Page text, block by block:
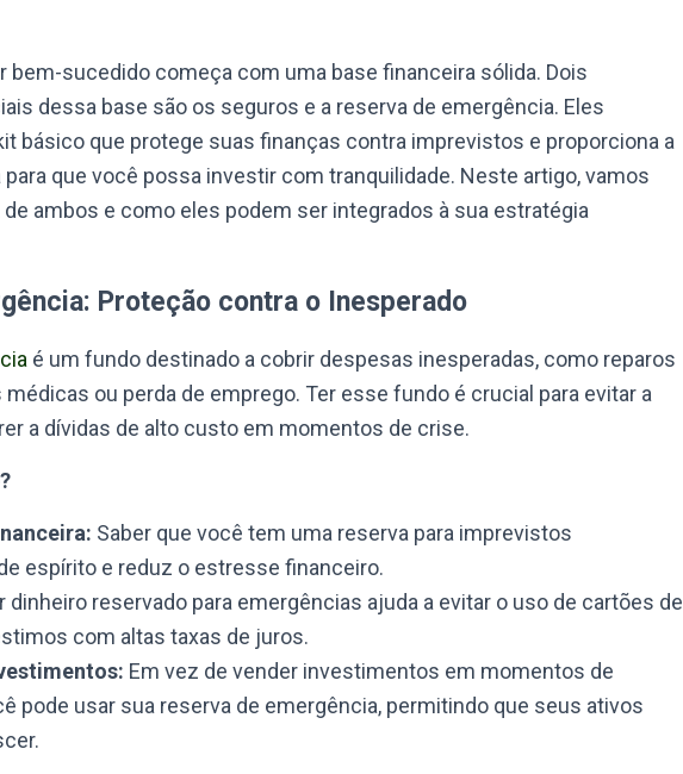
bem-sucedido começa com uma base financeira sólida. Dois
dessa base são os seguros e a reserva de emergência. Eles
básico que protege suas finanças contra imprevistos e proporciona a
que você possa investir com tranquilidade. Neste artigo, vamos
ambos e como eles podem ser integrados à sua estratégia
Proteção contra o Inesperado
é um fundo destinado a cobrir despesas inesperadas, como reparos
ou perda de emprego. Ter esse fundo é crucial para evitar a
a dívidas de alto custo em momentos de crise.
Saber que você tem uma reserva para imprevistos
espírito e reduz o estresse financeiro.
dinheiro reservado para emergências ajuda a evitar o uso de cartões de
com altas taxas de juros.
Em vez de vender investimentos em momentos de
pode usar sua reserva de emergência, permitindo que seus ativos